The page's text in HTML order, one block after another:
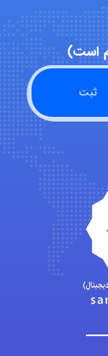
Alirez0990
hosein
Kati
emami
است)